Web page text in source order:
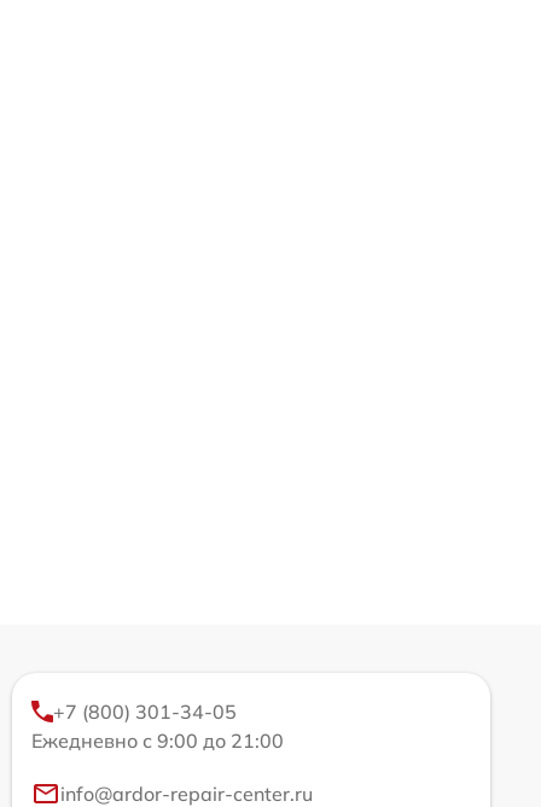
+7 (800) 301-34-05
Ежедневно с 9:00 до 21:00
info@ardor-repair-center.ru